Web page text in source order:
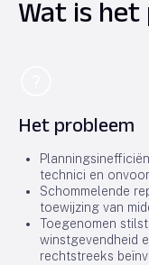
Wat is het
Het probleem
technici en
Schommelende
toewijzing van
Toegenomen
winstgevendheid
rechtstreeks